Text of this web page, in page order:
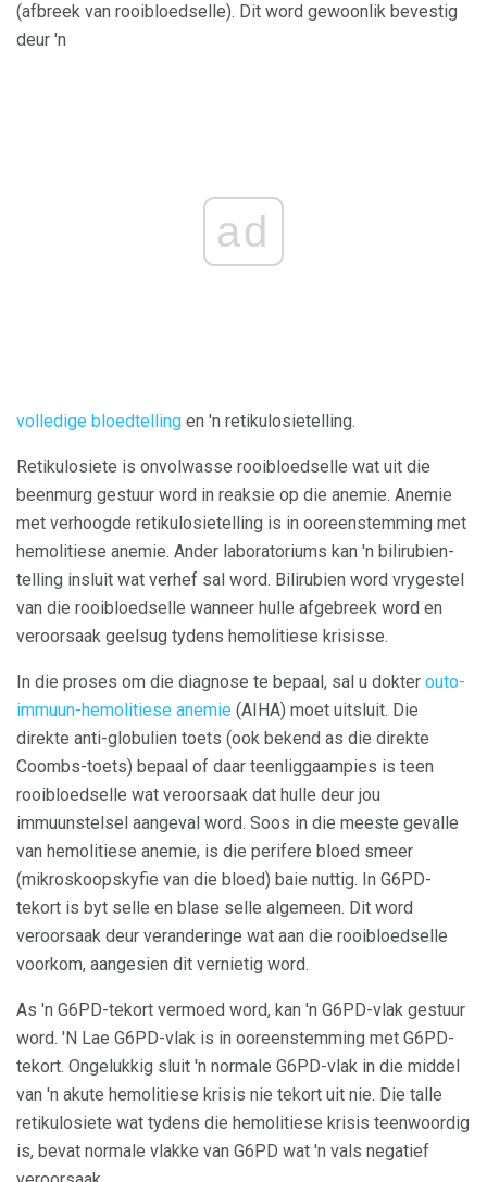
(afbreek van rooibloedselle). Dit word gewoonlik bevestig
deur 'n
ad
volledige bloedtelling en 'n retikulosietelling.
Retikulosiete is onvolwasse rooibloedselle wat uit die
beenmurg gestuur word in reaksie op die anemie. Anemie
met verhoogde retikulosietelling is in ooreenstemming met
hemolitiese anemie. Ander laboratoriums kan 'n bilirubien-
telling insluit wat verhef sal word. Bilirubien word vrygestel
van die rooibloedselle wanneer hulle afgebreek word en
veroorsaak geelsug tydens hemolitiese krisisse.
In die proses om die diagnose te bepaal, sal u dokter outo-
immuun-hemolitiese anemie (AIHA) moet uitsluit. Die
direkte anti-globulien toets (ook bekend as die direkte
Coombs-toets) bepaal of daar teenliggaampies is teen
rooibloedselle wat veroorsaak dat hulle deur jou
immuunstelsel aangeval word. Soos in die meeste gevalle
van hemolitiese anemie, is die perifere bloed smeer
(mikroskoopskyfie van die bloed) baie nuttig. In G6PD-
tekort is byt selle en blase selle algemeen. Dit word
veroorsaak deur veranderinge wat aan die rooibloedselle
voorkom, aangesien dit vernietig word.
As 'n G6PD-tekort vermoed word, kan 'n G6PD-vlak gestuur
word. 'N Lae G6PD-vlak is in ooreenstemming met G6PD-
tekort. Ongelukkig sluit 'n normale G6PD-vlak in die middel
van 'n akute hemolitiese krisis nie tekort uit nie. Die talle
retikulosiete wat tydens die hemolitiese krisis teenwoordig
is, bevat normale vlakke van G6PD wat 'n vals negatief